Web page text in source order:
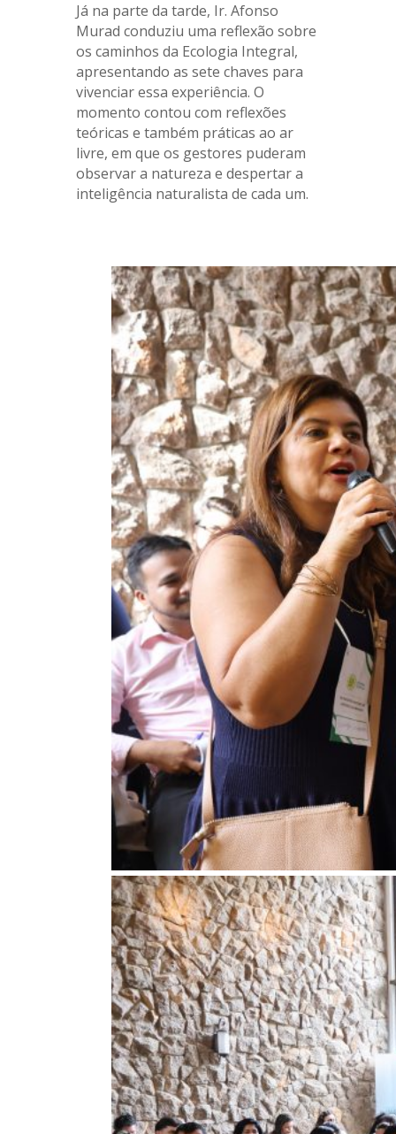
Já na parte da tarde, Ir. Afonso
Murad conduziu uma reflexão sobre
os caminhos da Ecologia Integral,
apresentando as sete chaves para
vivenciar essa experiência. O
momento contou com reflexões
teóricas e também práticas ao ar
livre, em que os gestores puderam
observar a natureza e despertar a
inteligência naturalista de cada um.